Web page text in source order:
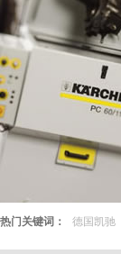
热门关键词： 德国凯驰